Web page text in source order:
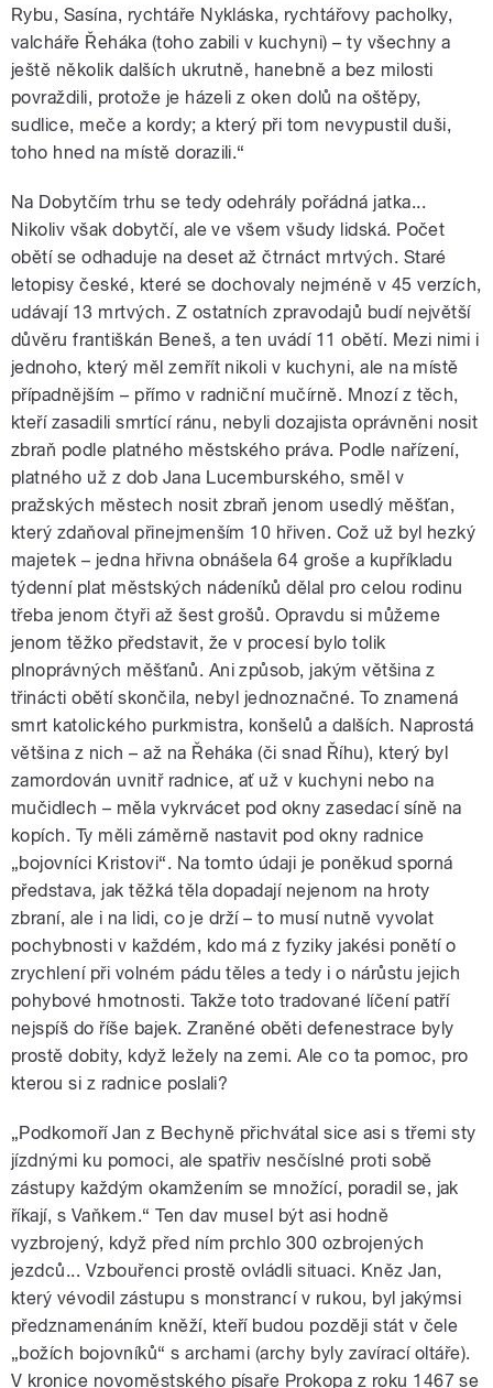
Rybu, Sasína, rychtáře Nykláska, rychtářovy pacholky,
valcháře Řeháka (toho zabili v kuchyni) – ty všechny a
ještě několik dalších ukrutně, hanebně a bez milosti
povraždili, protože je házeli z oken dolů na oštěpy,
sudlice, meče a kordy; a který při tom nevypustil duši,
toho hned na místě dorazili.“
Na Dobytčím trhu se tedy odehrály pořádná jatka...
Nikoliv však dobytčí, ale ve všem všudy lidská. Počet
obětí se odhaduje na deset až čtrnáct mrtvých. Staré
letopisy české, které se dochovaly nejméně v 45 verzích,
udávají 13 mrtvých. Z ostatních zpravodajů budí největší
důvěru františkán Beneš, a ten uvádí 11 obětí. Mezi nimi i
jednoho, který měl zemřít nikoli v kuchyni, ale na místě
případnějším – přímo v radniční mučírně. Mnozí z těch,
kteří zasadili smrtící ránu, nebyli dozajista oprávněni nosit
zbraň podle platného městského práva. Podle nařízení,
platného už z dob Jana Lucemburského, směl v
pražských městech nosit zbraň jenom usedlý měšťan,
který zdaňoval přinejmenším 10 hřiven. Což už byl hezký
majetek – jedna hřivna obnášela 64 groše a kupříkladu
týdenní plat městských nádeníků dělal pro celou rodinu
třeba jenom čtyři až šest grošů. Opravdu si můžeme
jenom těžko představit, že v procesí bylo tolik
plnoprávných měšťanů. Ani způsob, jakým většina z
třinácti obětí skončila, nebyl jednoznačné. To znamená
smrt katolického purkmistra, konšelů a dalších. Naprostá
většina z nich – až na Řeháka (či snad Říhu), který byl
zamordován uvnitř radnice, ať už v kuchyni nebo na
mučidlech – měla vykrvácet pod okny zasedací síně na
kopích. Ty měli záměrně nastavit pod okny radnice
„bojovníci Kristovi“. Na tomto údaji je poněkud sporná
představa, jak těžká těla dopadají nejenom na hroty
zbraní, ale i na lidi, co je drží – to musí nutně vyvolat
pochybnosti v každém, kdo má z fyziky jakési ponětí o
zrychlení při volném pádu těles a tedy i o nárůstu jejich
pohybové hmotnosti. Takže toto tradované líčení patří
nejspíš do říše bajek. Zraněné oběti defenestrace byly
prostě dobity, když ležely na zemi. Ale co ta pomoc, pro
kterou si z radnice poslali?
„Podkomoří Jan z Bechyně přichvátal sice asi s třemi sty
jízdnými ku pomoci, ale spatřiv nesčíslné proti sobě
zástupy každým okamžením se množící, poradil se, jak
říkají, s Vaňkem.“ Ten dav musel být asi hodně
vyzbrojený, když před ním prchlo 300 ozbrojených
jezdců... Vzbouřenci prostě ovládli situaci. Kněz Jan,
který vévodil zástupu s monstrancí v rukou, byl jakýmsi
předznamenáním kněží, kteří budou později stát v čele
„božích bojovníků“ s archami (archy byly zavírací oltáře).
V kronice novoměstského písaře Prokopa z roku 1467 se